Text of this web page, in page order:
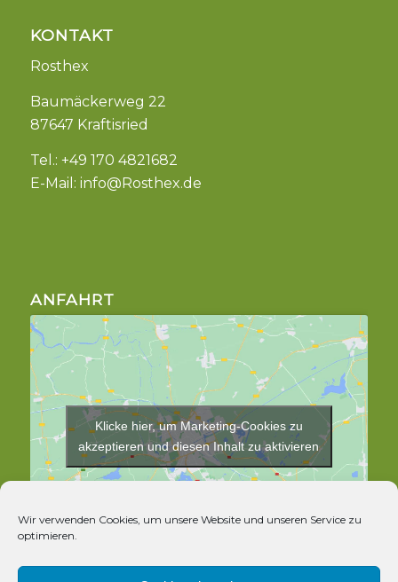
Wir verwenden Cookies, um unsere Website und unseren Service zu
optimieren.
KONTAKT
Rosthex
Baumäckerweg 22
87647 Kraftisried
Tel.: +49 170 4821682
E-Mail: info@Rosthex.de
ANFAHRT
Klicke hier, um Marketing-Cookies zu
akzeptieren und diesen Inhalt zu aktivieren